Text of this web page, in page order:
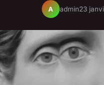
A admin23